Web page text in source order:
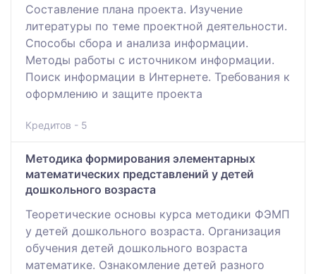
Составление плана проекта. Изучение
литературы по теме проектной деятельности.
Способы сбора и анализа информации.
Методы работы с источником информации.
Поиск информации в Интернете. Требования к
оформлению и защите проекта
Кредитов - 5
Методика формирования элементарных
математических представлений у детей
дошкольного возраста
Теоретические основы курса методики ФЭМП
у детей дошкольного возраста. Организация
обучения детей дошкольного возраста
математике. Ознакомление детей разного